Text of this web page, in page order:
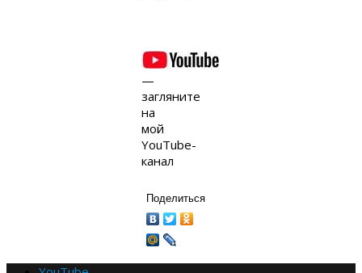
—
загляните
на
мой
YouTube-
канал
Поделиться